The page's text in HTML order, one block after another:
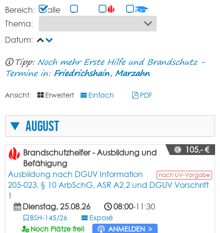
Bereich:
alle
Thema:
Datum:
Tipp: Noch mehr Erste Hilfe und Brandschutz -
Termine in: Friedrichshain, Marzahn
Ansicht: Erweitert Einfach PDF
August
105,- €
Brandschutzhelfer - Ausbildung und
Befähigung
nach UV-Vorgabe
Ausbildung nach DGUV Information
205-023, § 10 ArbSchG, ASR A2.2 und DGUV Vorschrift
1
Dienstag, 25.08.26
08:00-11:30
BSH-145/26
Exposé
Noch Plätze frei!
ANMELDEN